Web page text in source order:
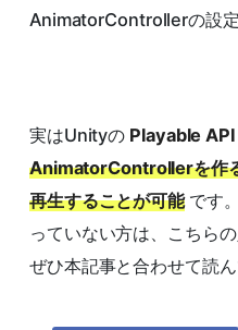
AnimatorControllerの設定
実はUnityの Playable API
AnimatorControllerを作
再生することが可能です
っていない方は、こちら
ぜひ本記事と合わせて読ん